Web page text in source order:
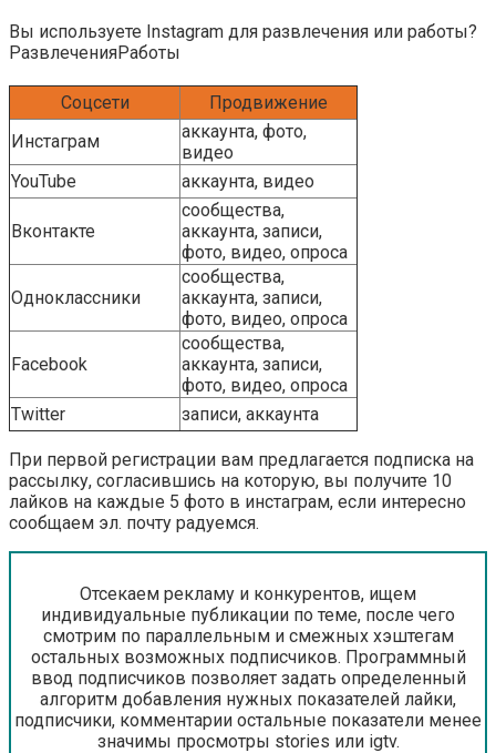
Вы используете Instagram для развлечения или работы?
РазвлеченияРаботы
Соцсети
Продвижение
Инстаграм
аккаунта, фото,
видео
YouTube
аккаунта, видео
Вконтакте
сообщества,
аккаунта, записи,
фото, видео, опроса
Одноклассники
сообщества,
аккаунта, записи,
фото, видео, опроса
Facebook
сообщества,
аккаунта, записи,
фото, видео, опроса
Twitter
записи, аккаунта
При первой регистрации вам предлагается подписка на
рассылку, согласившись на которую, вы получите 10
лайков на каждые 5 фото в инстаграм, если интересно
сообщаем эл. почту радуемся.
Отсекаем рекламу и конкурентов, ищем
индивидуальные публикации по теме, после чего
смотрим по параллельным и смежных хэштегам
остальных возможных подписчиков. Программный
ввод подписчиков позволяет задать определенный
алгоритм добавления нужных показателей лайки,
подписчики, комментарии остальные показатели менее
значимы просмотры stories или igtv.